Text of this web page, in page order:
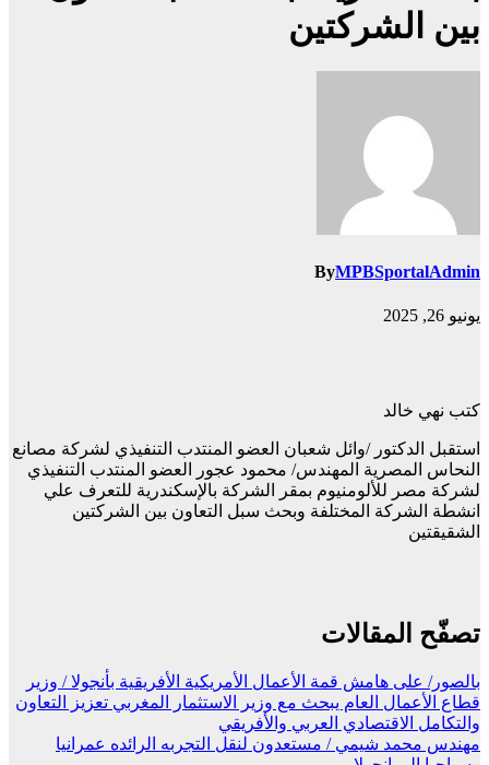
بين الشركتين
ByMPBSportalAdmin
يونيو 26, 2025
كتب نهي خالد
استقبل الدكتور /وائل شعبان العضو المنتدب التنفيذي لشركة مصانع
النحاس المصرية المهندس/ محمود عجور العضو المنتدب التنفيذي
لشركة مصر للألومنيوم بمقر الشركة بالإسكندرية للتعرف علي
انشطة الشركة المختلفة وبحث سبل التعاون بين الشركتين
الشقيقتين
تصفّح المقالات
بالصور/ على هامش قمة الأعمال الأمريكية الأفريقية بأنجولا / وزير
قطاع الأعمال العام يبحث مع وزير الاستثمار المغربي تعزيز التعاون
والتكامل الاقتصادي العربي والأفريقي
مهندس محمد شيمي / مستعدون لنقل التجربه الرائده عمرانيا